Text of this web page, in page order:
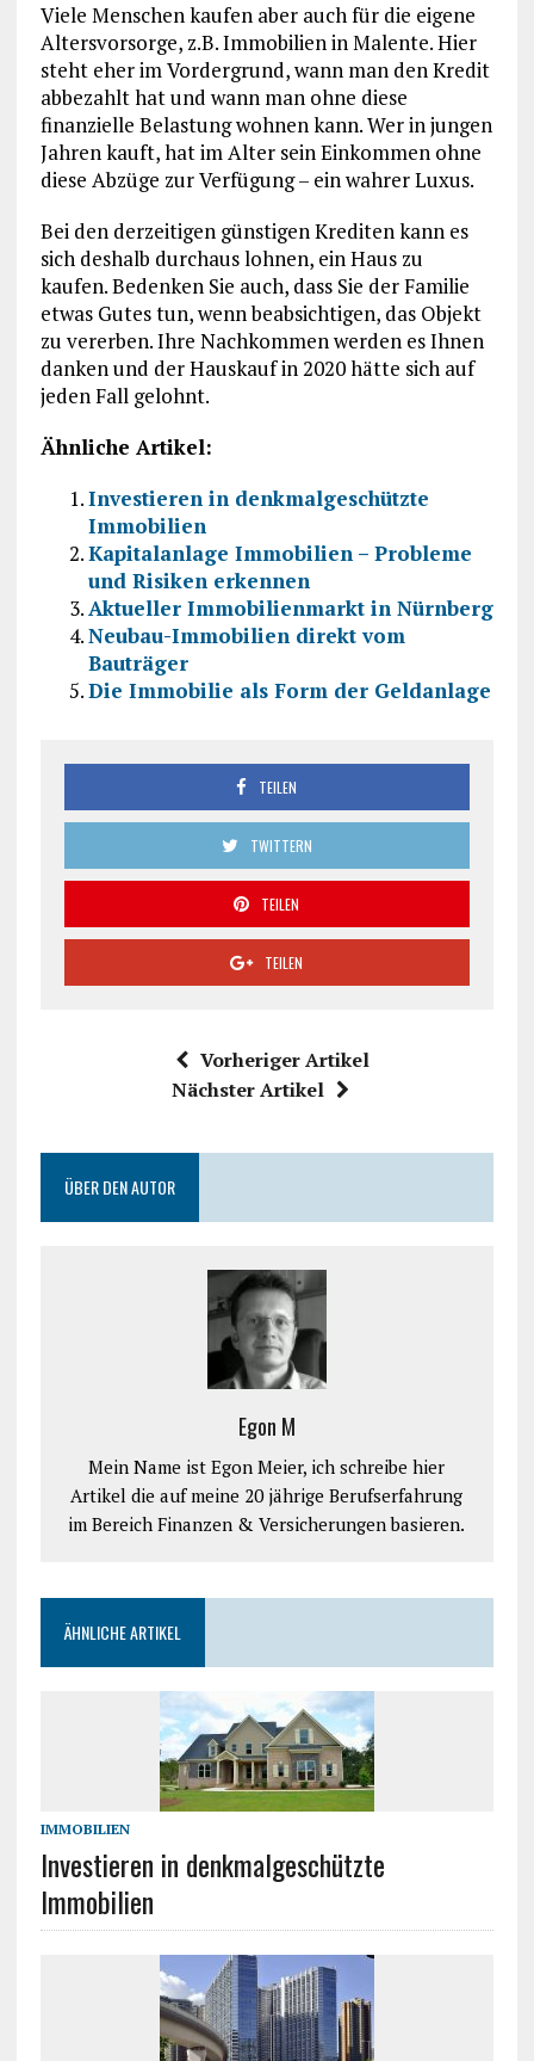
Viele Menschen kaufen aber auch für die eigene
Altersvorsorge, z.B. Immobilien in Malente. Hier
steht eher im Vordergrund, wann man den Kredit
abbezahlt hat und wann man ohne diese
finanzielle Belastung wohnen kann. Wer in jungen
Jahren kauft, hat im Alter sein Einkommen ohne
diese Abzüge zur Verfügung – ein wahrer Luxus.
Bei den derzeitigen günstigen Krediten kann es
sich deshalb durchaus lohnen, ein Haus zu
kaufen. Bedenken Sie auch, dass Sie der Familie
etwas Gutes tun, wenn beabsichtigen, das Objekt
zu vererben. Ihre Nachkommen werden es Ihnen
danken und der Hauskauf in 2020 hätte sich auf
jeden Fall gelohnt.
Ähnliche Artikel:
Investieren in denkmalgeschützte
Immobilien
Kapitalanlage Immobilien – Probleme
und Risiken erkennen
Aktueller Immobilienmarkt in Nürnberg
Neubau-Immobilien direkt vom
Bauträger
Die Immobilie als Form der Geldanlage
TEILEN
TWITTERN
TEILEN
TEILEN
Vorheriger Artikel
Nächster Artikel
ÜBER DEN AUTOR
Egon M
Mein Name ist Egon Meier, ich schreibe hier
Artikel die auf meine 20 jährige Berufserfahrung
im Bereich Finanzen & Versicherungen basieren.
ÄHNLICHE ARTIKEL
IMMOBILIEN
Investieren in denkmalgeschützte
Immobilien